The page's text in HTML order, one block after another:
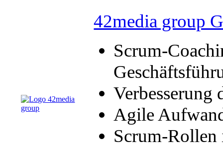
42media group
Scrum-
Verbesserung
Agile
Scrum-